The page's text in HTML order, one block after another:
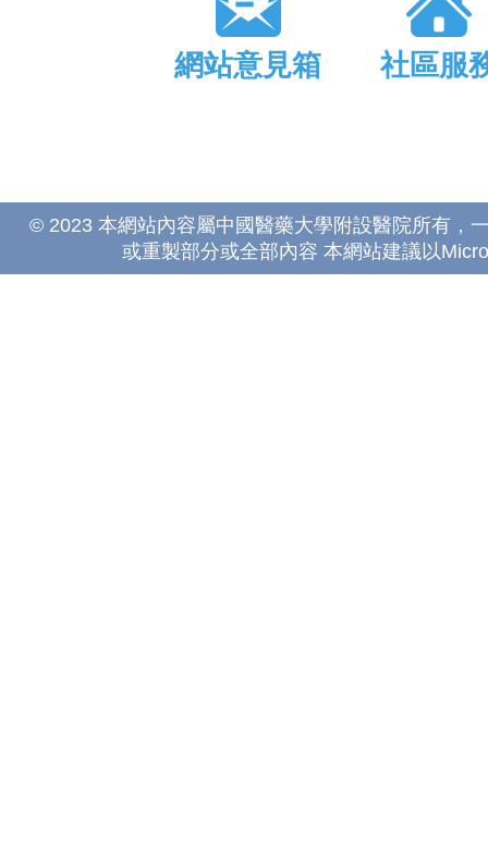
網站意見箱 社區服
© 2023 本網站內容屬中國醫藥大學附設醫院所有，
或重製部分或全部內容 本網站建議以